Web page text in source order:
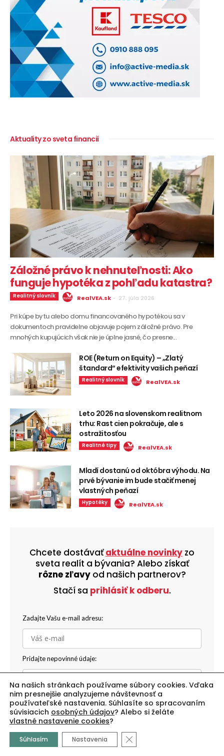
Aktuality zo sveta financií
Záložné právo k nehnuteľnosti: Ako
funguje hypotéka z pohľadu katastra?
Realitný slovník RealVEA.sk - 27. júla 2026
Pri kúpe bytu alebo domu financovaného hypotékou sa v
dokumentoch pravidelne objavuje pojem záložné právo. Pre
mnohých kupujúcich však nie je úplne jasné, čo presne...
ROE (Return on Equity) – „Zlatý
štandard“ efektivity vašich peňazí
Realitný slovník RealVEA.sk
Leto 2026 na slovenskom realitnom
trhu: Rast cien pokračuje, ale s
ostražitosťou
Realitné tipy RealVEA.sk
Mladí dostanú od októbra výhodu. Na
prvé bývanie im bude stačiť menej
vlastných peňazí
Hypotéky RealVEA.sk
Chcete dostávaťaktuálne novinky zo
sveta realít a bývania? Alebo získať
rôzne zľavy od našich partnerov?
Stačí sa prihlásiť k odberu.
Zadajte Vašu e-mail adresu:
Pridajte nepovinné údaje:
Získajte k narodeninám rôzne zľavy:
Na našich stránkach používame súbory cookies. Vďaka
nim presnejšie analyzujeme návštevnosť a
používateľské nastavenia. Súhlasíte so spracovaním
súvisiacich osobných údajov? Alebo si želáte
vlastné nastavenie cookies?
Súhlasím Nastavenia Close GDPR Cookie